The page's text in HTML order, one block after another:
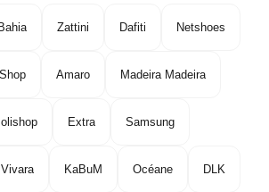
Zattini Dafiti Netshoes
Amaro Madeira Madeira
Extra Samsung
Vivara KaBuM Océane DLK